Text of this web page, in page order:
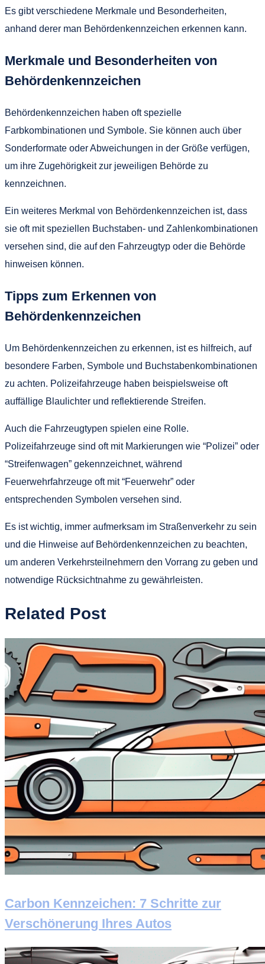
Es gibt verschiedene Merkmale und Besonderheiten,
anhand derer man Behördenkennzeichen erkennen kann.
Merkmale und Besonderheiten von
Behördenkennzeichen
Behördenkennzeichen haben oft spezielle
Farbkombinationen und Symbole. Sie können auch über
Sonderformate oder Abweichungen in der Größe verfügen,
um ihre Zugehörigkeit zur jeweiligen Behörde zu
kennzeichnen.
Ein weiteres Merkmal von Behördenkennzeichen ist, dass
sie oft mit speziellen Buchstaben- und Zahlenkombinationen
versehen sind, die auf den Fahrzeugtyp oder die Behörde
hinweisen können.
Tipps zum Erkennen von
Behördenkennzeichen
Um Behördenkennzeichen zu erkennen, ist es hilfreich, auf
besondere Farben, Symbole und Buchstabenkombinationen
zu achten. Polizeifahrzeuge haben beispielsweise oft
auffällige Blaulichter und reflektierende Streifen.
Auch die Fahrzeugtypen spielen eine Rolle.
Polizeifahrzeuge sind oft mit Markierungen wie “Polizei” oder
“Streifenwagen” gekennzeichnet, während
Feuerwehrfahrzeuge oft mit “Feuerwehr” oder
entsprechenden Symbolen versehen sind.
Es ist wichtig, immer aufmerksam im Straßenverkehr zu sein
und die Hinweise auf Behördenkennzeichen zu beachten,
um anderen Verkehrsteilnehmern den Vorrang zu geben und
notwendige Rücksichtnahme zu gewährleisten.
Related Post
Carbon Kennzeichen: 7 Schritte zur
Verschönerung Ihres Autos